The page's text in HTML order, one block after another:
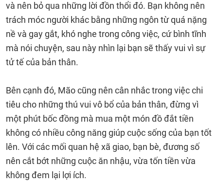
và nên bỏ qua những lời đồn thổi đó. Bạn không nên
trách móc người khác bằng những ngôn từ quá nặng
nề và gay gắt, khó nghe trong công việc, cứ bình tĩnh
mà nói chuyện, sau này nhìn lại bạn sẽ thấy vui vì sự
tử tế của bản thân.
Bên cạnh đó, Mão cũng nên cân nhắc trong việc chi
tiêu cho những thú vui vô bổ của bản thân, đừng vì
một phút bốc đồng mà mua một món đồ đắt tiền
không có nhiều công năng giúp cuộc sống của bạn tốt
lên. Với các mối quan hệ xã giao, bạn bè, đương số
nên cắt bớt những cuộc ăn nhậu, vừa tốn tiền vừa
không đem lại lợi ích.